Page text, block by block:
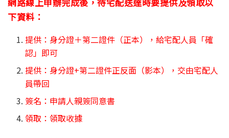
下資料：
提供：身分證＋第二證件（正本），給宅配人員「確
認」即可
提供：身分證+第二證件正反面（影本），交由宅配人
員帶回
簽名：申請人親簽同意書
領取：領取收據